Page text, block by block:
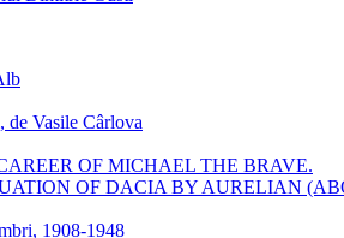
Vasile Cârlova
OF MICHAEL THE BRAVE.
OF DACIA BY AURELIAN
1908-1948